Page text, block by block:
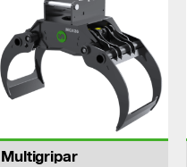
Multigripar